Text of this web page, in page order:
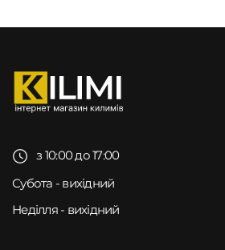
з 10:00 до 17:00
Субота - вихідний
Неділля - вихідний